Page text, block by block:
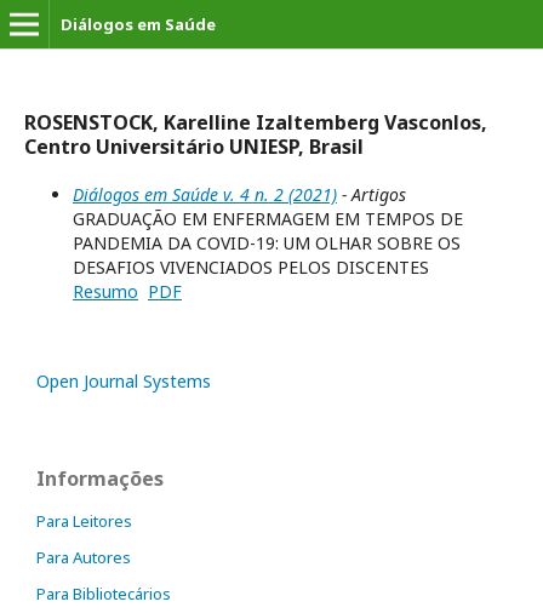
Diálogos em Saúde
ROSENSTOCK, Karelline Izaltemberg Vasconlos,
Centro Universitário UNIESP, Brasil
Diálogos em Saúde v. 4 n. 2 (2021) - Artigos
GRADUAÇÃO EM ENFERMAGEM EM TEMPOS DE
PANDEMIA DA COVID-19: UM OLHAR SOBRE OS
DESAFIOS VIVENCIADOS PELOS DISCENTES
Resumo PDF
Open Journal Systems
Informações
Para Leitores
Para Autores
Para Bibliotecários